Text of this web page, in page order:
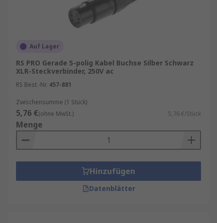
Auf Lager
RS PRO Gerade 5-polig Kabel Buchse Silber Schwarz
XLR-Steckverbinder, 250V ac
RS Best.-Nr. 457-881
Zwischensumme (1 Stück)
5,76 €(ohne MwSt.) 5,76 €/Stück
Menge
Hinzufügen
Datenblätter